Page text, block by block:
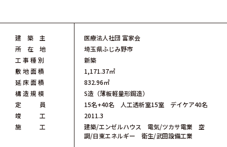
建 築 主
医療法人社団 富家会
所 在 地
埼玉県ふじみ野市
工 事 種 別
新築
敷 地 面 積
1,171.37㎡
延 床 面 積
832.96㎡
構 造 規 模
S造（薄板軽量形鋼造）
定 員
15名+40名 人工透析室15室 デイケア40名
竣 工
2011.3
施 工
建築/エンゼルハウス 電気/ツカサ電業 空
調/日東エネルギー 衛生/武田設備工業